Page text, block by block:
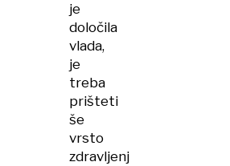
je
določila
vlada,
je
treba
prišteti
še
vrsto
zdravljenj